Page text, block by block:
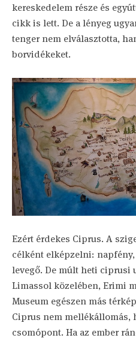
kereskedelem része és
cikk is lett. De a lényeg
tenger nem elválasztotta,
borvidékeket.
Ezért érdekes Ciprus. A
célként elképzelni:
levegő. De múlt heti ciprusi
Limassol közelében, Erimi
Museum egészen más
Ciprus nem mellékállomás,
csomópont. Ha az ember